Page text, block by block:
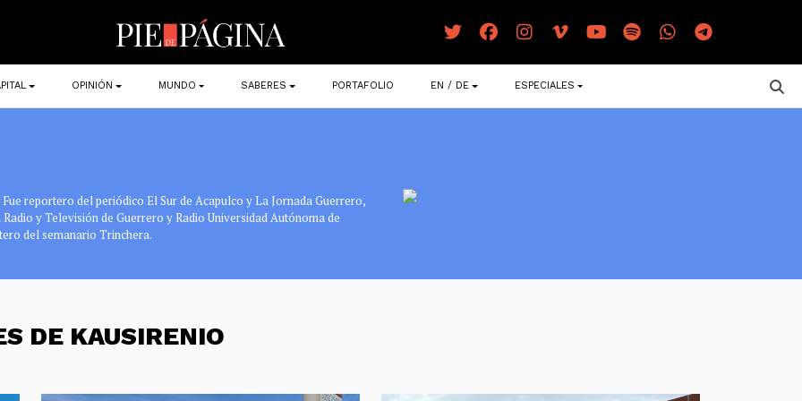
OPINIÓN MUNDO SABERES PORTAFOLIO EN / DE ESPECIALES
reportero del periódico El Sur de Acapulco y La Jornada Guerrero,
y Televisión de Guerrero y Radio Universidad Autónoma de
del semanario Trinchera.
DE KAUSIRENIO